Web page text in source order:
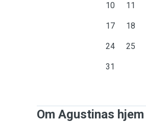
10 11
17 18
24 25
31
Om Agustinas hjem